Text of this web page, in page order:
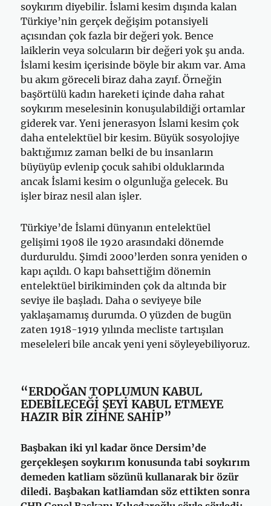
soykırım diyebilir. İslami kesim dışında kalan
Türkiye’nin gerçek değişim potansiyeli
açısından çok fazla bir değeri yok. Bence
laiklerin veya solcuların bir değeri yok şu anda.
İslami kesim içerisinde böyle bir akım var. Ama
bu akım göreceli biraz daha zayıf. Örneğin
başörtülü kadın hareketi içinde daha rahat
soykırım meselesinin konuşulabildiği ortamlar
giderek var. Yeni jenerasyon İslami kesim çok
daha entelektüel bir kesim. Büyük sosyolojiye
baktığımız zaman belki de bu insanların
büyüyüp evlenip çocuk sahibi olduklarında
ancak İslami kesim o olgunluğa gelecek. Bu
işler biraz nesil alan işler.
Türkiye’de İslami dünyanın entelektüel
gelişimi 1908 ile 1920 arasındaki dönemde
durduruldu. Şimdi 2000’lerden sonra yeniden o
kapı açıldı. O kapı bahsettiğim dönemin
entelektüel birikiminden çok da altında bir
seviye ile başladı. Daha o seviyeye bile
yaklaşamamış durumda. O yüzden de bugün
zaten 1918-1919 yılında mecliste tartışılan
meseleleri bile ancak yeni yeni söyleyebiliyoruz.
“ERDOĞAN TOPLUMUN KABUL
EDEBİLECEĞİ ŞEYİ KABUL ETMEYE
HAZIR BİR ZİHNE SAHİP”
Başbakan iki yıl kadar önce Dersim’de
gerçekleşen soykırım konusunda tabi soykırım
demeden katliam sözünü kullanarak bir özür
diledi. Başbakan katliamdan söz ettikten sonra